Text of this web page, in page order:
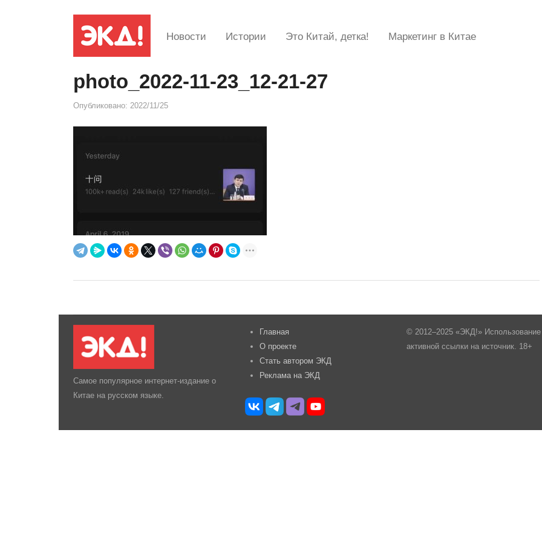
Новости Истории Это Китай, детка! Маркетинг в Китае
photo_2022-11-23_12-21-27
Опубликовано: 2022/11/25
Самое популярное интернет-издание о
Китае на русском языке.
Главная
О проекте
Стать автором ЭКД
Реклама на ЭКД
© 2012–2025 «ЭКД!»
активной ссылки на источник. 18+